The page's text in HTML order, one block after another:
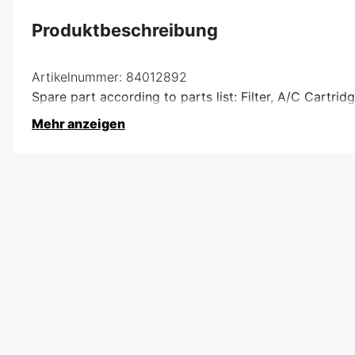
Produktbeschreibung
Artikelnummer: 84012892
Spare part according to parts list: Filter, A/C
Mehr anzeigen